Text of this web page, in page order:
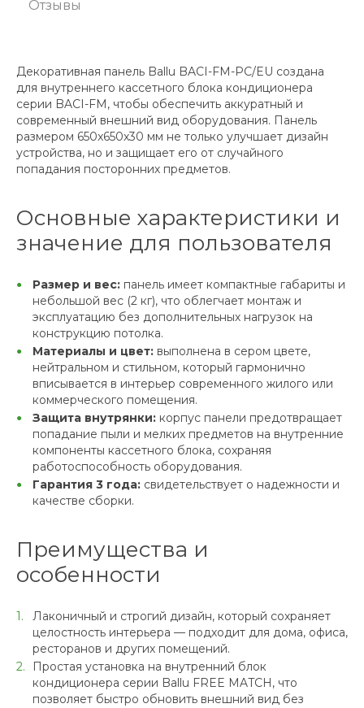
Отзывы
Декоративная панель Ballu BACI-FM-PC/EU создана
для внутреннего кассетного блока кондиционера
серии BACI-FM, чтобы обеспечить аккуратный и
современный внешний вид оборудования. Панель
размером 650x650x30 мм не только улучшает дизайн
устройства, но и защищает его от случайного
попадания посторонних предметов.
Основные характеристики и
значение для пользователя
Размер и вес: панель имеет компактные габариты и
небольшой вес (2 кг), что облегчает монтаж и
эксплуатацию без дополнительных нагрузок на
конструкцию потолка.
Материалы и цвет: выполнена в сером цвете,
нейтральном и стильном, который гармонично
вписывается в интерьер современного жилого или
коммерческого помещения.
Защита внутрянки: корпус панели предотвращает
попадание пыли и мелких предметов на внутренние
компоненты кассетного блока, сохраняя
работоспособность оборудования.
Гарантия 3 года: свидетельствует о надежности и
качестве сборки.
Преимущества и
особенности
Лаконичный и строгий дизайн, который сохраняет
целостность интерьера — подходит для дома, офиса,
ресторанов и других помещений.
Простая установка на внутренний блок
кондиционера серии Ballu FREE MATCH, что
позволяет быстро обновить внешний вид без